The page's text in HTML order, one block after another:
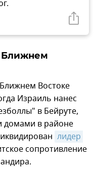
Ближнем
Востоке
Израиль нанес
в Бейруте,
домами в районе
лидер
сопротивление